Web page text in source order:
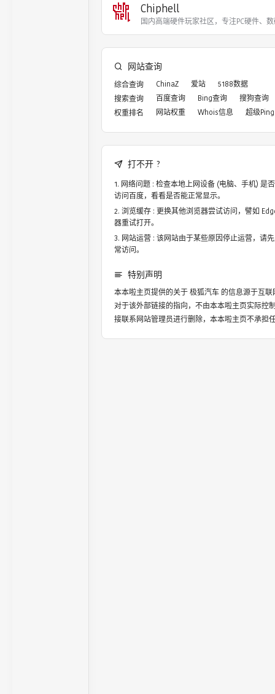
Chiphell
国内高端硬件玩家社区，专注PC硬件、
网站查询
综合查询 ChinaZ 爱站
5188数据
搜索查询
百度查询 Bing查询
搜狗查询
权重排名
网站权重 Whois信息 超级Ping
打不开 ?
网络问题 : 检查本地上网设备 (电脑、手机) 是
访问百度，看看是否能正常显示。
浏览缓存 : 更换其他浏览器尝试访问，譬如
器重试打开。
网站运营 : 该网站由于某些原因停止运营，请
常访问。
特别声明
本本啦主页提供的关于极狐汽车的信息源于互联
对于该外部链接的指向，不由本本啦主页实际控
接联系网站管理员进行删除，本本啦主页不承担